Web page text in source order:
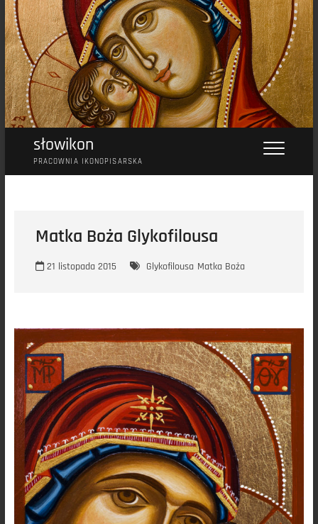
Przejdź
do
treści
słowikon
PRACOWNIA IKONOPISARSKA
Matka Boża Glykofilousa
21 listopada 2015 Glykofilousa Matka Boża